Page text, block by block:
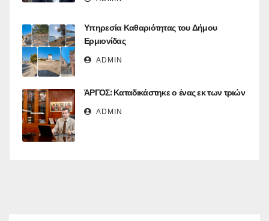
Υπηρεσία Καθαριότητας του Δήμου
Ερμιονίδας
ADMIN
ΆΡΓΟΣ: Καταδικάστηκε ο ένας εκ των τριών
ADMIN